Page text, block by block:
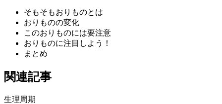
そもそもおりものとは
おりものの変化
このおりものには要注意
おりものに注目しよう！
まとめ
関連記事
生理周期